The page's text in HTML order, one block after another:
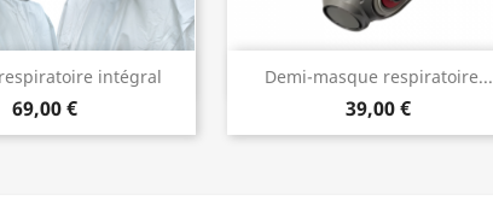
intégral
69,00 €
rapide Demi-masque respiratoire...
39,00 €
Aperçu rapide